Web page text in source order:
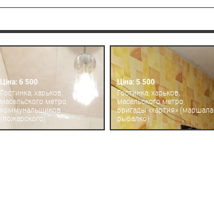
Ціна: 6 500
Гостинка, харьков,
масельского метро,
коммунальщиков
(пожарского)
Ціна: 5 500
Гостинка, харьков,
масельского метро,
бригады «хартия» (маршала
рыбалко)